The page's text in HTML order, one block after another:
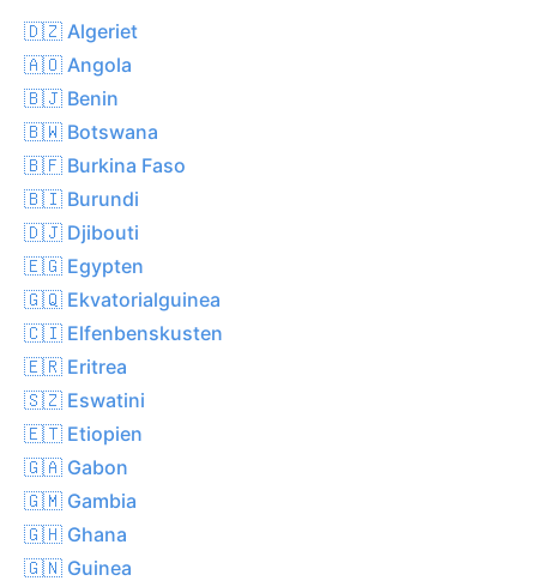
🇩🇿 Algeriet
🇦🇴 Angola
🇧🇯 Benin
🇧🇼 Botswana
🇧🇫 Burkina Faso
🇧🇮 Burundi
🇩🇯 Djibouti
🇪🇬 Egypten
🇬🇶 Ekvatorialguinea
🇨🇮 Elfenbenskusten
🇪🇷 Eritrea
🇸🇿 Eswatini
🇪🇹 Etiopien
🇬🇦 Gabon
🇬🇲 Gambia
🇬🇭 Ghana
🇬🇳 Guinea